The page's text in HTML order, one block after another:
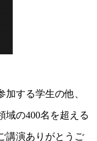
する学生の他、
域の400名を超える
講演ありがとうご